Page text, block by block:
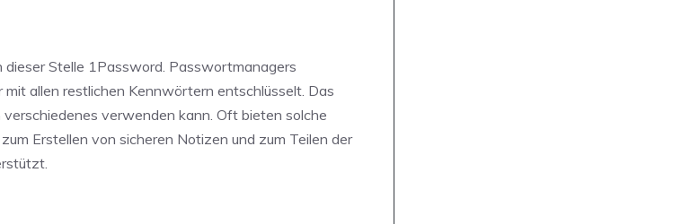
Stelle 1Password. Passwortmanagers
allen restlichen Kennwörtern entschlüsselt. Das
verwenden kann. Oft bieten solche
Erstellen von sicheren Notizen und zum Teilen der